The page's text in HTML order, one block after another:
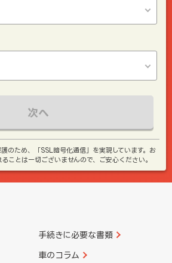
次へ
のため、「SSL暗号化通信」を実現しています。お
ことは一切ございませんので、ご安心ください。
手続きに必要な書類
車のコラム